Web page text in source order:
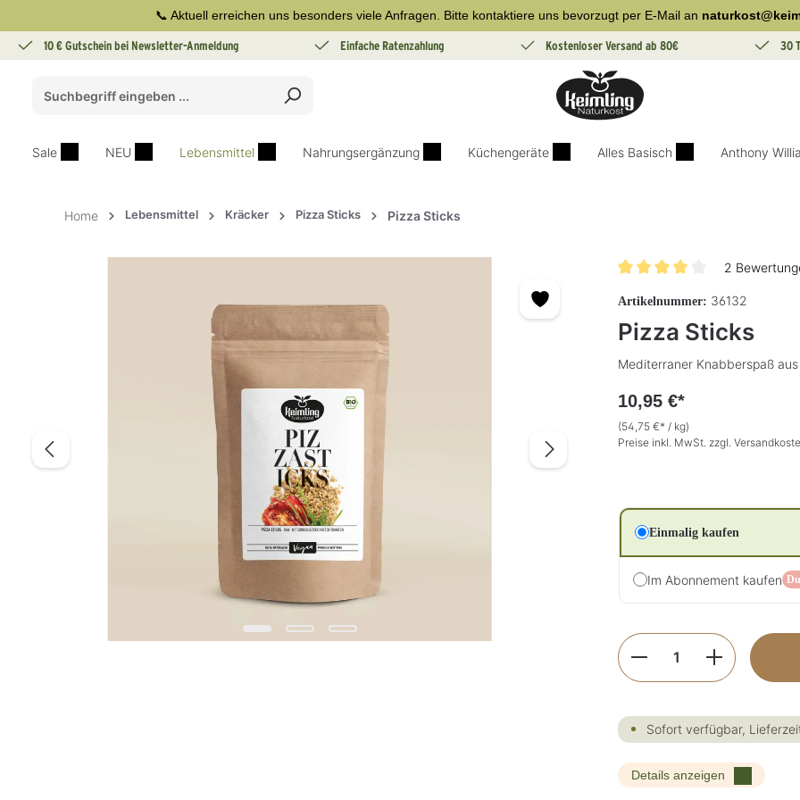
Zur Hauptnavigation springen📞 Aktuell erreichen uns besonders viele Anfragen. Bitte kontaktiere uns bevorzugt per E-Mail an
10 € Gutschein bei Newsletter-Anmeldung Einfache Ratenzahlung Kostenloser Versand ab 80€ 30
Sale NEU Lebensmittel Nahrungsergänzung Küchengeräte Alles Basisch Anthony
Home Lebensmittel Kräcker Pizza Sticks Pizza Sticks
2
Artikelnummer: 36132
Pizza Sticks
Mediterraner Knabberspaß
10,95 €*
(54,75 €* / kg)
Preise inkl. MwSt. zzgl.
Einmalig kaufen
Im Abonnement kaufen
Produkt Anzahl:
Sofort verfügbar,
Details anzeigen